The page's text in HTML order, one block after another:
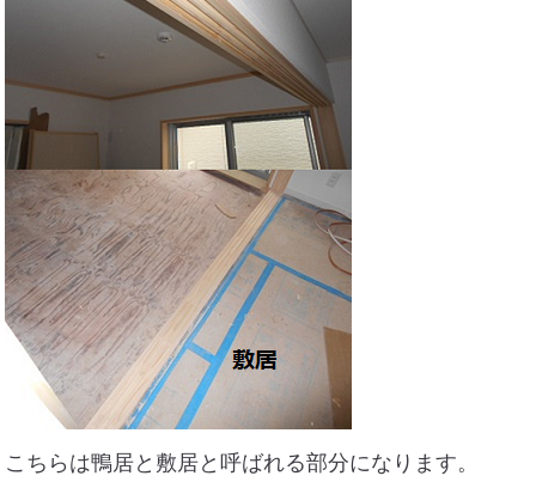
こちらは鴨居と敷居と呼ばれる部分になります。